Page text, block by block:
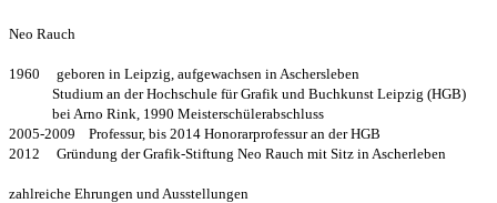
Neo Rauch
1960 geboren in Leipzig, aufgewachsen in Aschersleben
Studium an der Hochschule für Grafik und Buchkunst Leipzig (HGB)
bei Arno Rink, 1990 Meisterschülerabschluss
2005-2009 Professur, bis 2014 Honorarprofessur an der HGB
2012 Gründung der Grafik-Stiftung Neo Rauch mit Sitz in Ascherleben
zahlreiche Ehrungen und Ausstellungen